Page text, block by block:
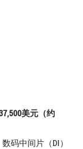
美元（约
码中间片（DI）